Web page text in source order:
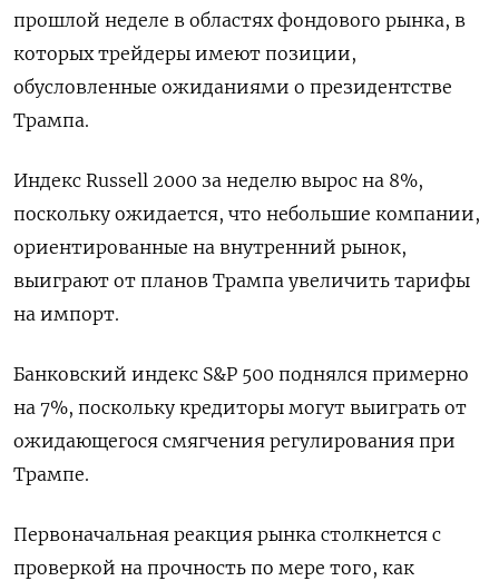
прошлой неделе в областях фондового рынка, в
которых трейдеры имеют позиции,
обусловленные ожиданиями о президентстве
Трампа.
Индекс Russell 2000 за неделю вырос на 8%,
поскольку ожидается, что небольшие компании,
ориентированные на внутренний рынок,
выиграют от планов Трампа увеличить тарифы
на импорт.
Банковский индекс S&P 500 поднялся примерно
на 7%, поскольку кредиторы могут выиграть от
ожидающегося смягчения регулирования при
Трампе.
Первоначальная реакция рынка столкнется с
проверкой на прочность по мере того, как